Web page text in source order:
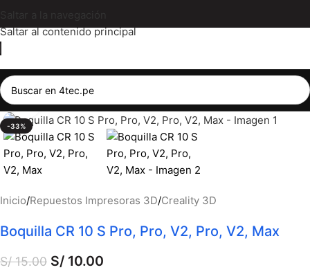
Saltar al contenido principal
-33%
Haga clic para ampliar
Inicio/Repuestos Impresoras 3D/Creality 3D
Boquilla CR 10 S Pro, Pro, V2, Pro, V2, Max
S/15.00 S/ 10.00